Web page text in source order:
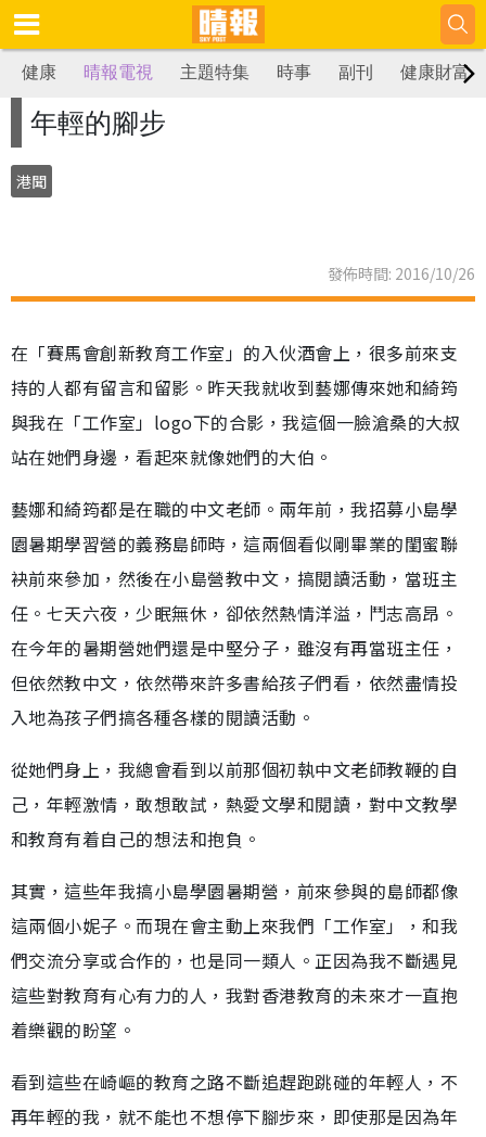
健康 晴報電視 主題特集 時事 副刊 健康財富
年輕的腳步
港聞
發佈時間: 2016/10/26
在「賽馬會創新教育工作室」的入伙酒會上，很多前來支
持的人都有留言和留影。昨天我就收到藝娜傳來她和綺筠
與我在「工作室」logo下的合影，我這個一臉滄桑的大叔
站在她們身邊，看起來就像她們的大伯。
藝娜和綺筠都是在職的中文老師。兩年前，我招募小島學
園暑期學習營的義務島師時，這兩個看似剛畢業的閨蜜聯
袂前來參加，然後在小島營教中文，搞閱讀活動，當班主
任。七天六夜，少眠無休，卻依然熱情洋溢，鬥志高昂。
在今年的暑期營她們還是中堅分子，雖沒有再當班主任，
但依然教中文，依然帶來許多書給孩子們看，依然盡情投
入地為孩子們搞各種各樣的閱讀活動。
從她們身上，我總會看到以前那個初執中文老師教鞭的自
己，年輕激情，敢想敢試，熱愛文學和閱讀，對中文教學
和教育有着自己的想法和抱負。
其實，這些年我搞小島學園暑期營，前來參與的島師都像
這兩個小妮子。而現在會主動上來我們「工作室」，和我
們交流分享或合作的，也是同一類人。正因為我不斷遇見
這些對教育有心有力的人，我對香港教育的未來才一直抱
着樂觀的盼望。
看到這些在崎嶇的教育之路不斷追趕跑跳碰的年輕人，不
再年輕的我，就不能也不想停下腳步來，即使那是因為年